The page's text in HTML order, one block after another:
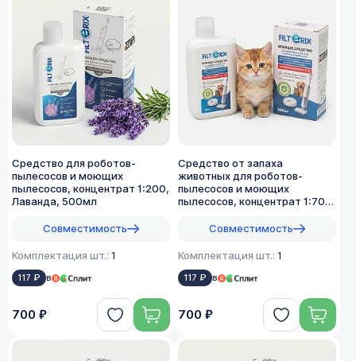
Средство для роботов-
пылесосов и моющих
пылесосов, концентрат 1:200,
Лаванда, 500мл
Совместимость
Комплектация шт.: 1
117 ₽ в
700 ₽
Средство от запаха
животных для роботов-
пылесосов и моющих
пылесосов, концентрат 1:70,
Совместимость
Комплектация шт.: 1
117 ₽ в
700 ₽